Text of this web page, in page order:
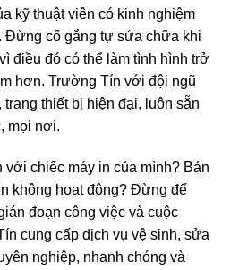
kỹ thuật viên có kinh nghiệm
Đừng cố gắng tự sửa chữa khi
điều đó có thể làm tình hình trở
hơn. Trường Tín với đội ngũ
trang thiết bị hiện đại, luôn sẵn
mọi nơi.
với chiếc máy in của mình? Bản
không hoạt động? Đừng để
đoạn công việc và cuộc
cung cấp dịch vụ vệ sinh, sửa
nghiệp, nhanh chóng và